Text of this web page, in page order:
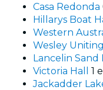
Casa Redonda
Hillarys Boat
Western
Wesley
Lancelin Sand
Victoria Hall 1
Jackadder